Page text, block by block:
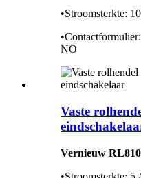
•Stroomsterkte:
NO
Vaste
Vernieuw